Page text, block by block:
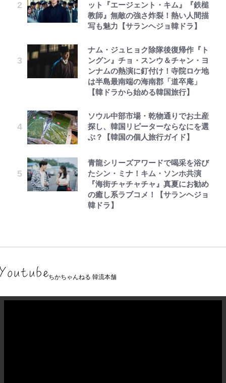
ット『エージェント・キム』『鉄槌
教師』無敵の強さ炸裂！熱い人間描
写も魅力【サランヘジョ韓ドラ】
ナム・ジュヒョク除隊後復帰作『ト
ングン』チョ・スンウ＆チャン・ヨ
ンナムの熱演に釘付け！寺院ロケ地
は半島最南端の海南郡「道卒庵」
【韓ドラから始める韓国旅行】
ソウル中部市場・乾物通りでお土産
探し、韓国リピーターならなにを選
ぶ？【韓国の個人旅行ガイド】
青龍シリーズアワードで喝采を浴び
たシン・ミナ！キム・ソンホ共演
『海街チャチャチャ』真夏にお勧め
の癒し系ラブコメ！【サランヘジョ
韓ドラ】
ちかちゃんねる 韓流本舗